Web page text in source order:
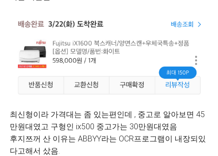
최신형이라 가격대는 좀 있는편인데 , 중고로 알아보면 45
만원대였고 구형인 ix500 중고가는 30만원대였음
후지쯔꺼 산 이유는 ABBYY라는 OCR프로그램이 내장되있
다고해서 샀음.